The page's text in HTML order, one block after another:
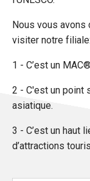
Nous vous
visiter notre filiale:
1 - C’est un
2 - C'est un point
asiatique.
3 - C’est un haut
d’attractions